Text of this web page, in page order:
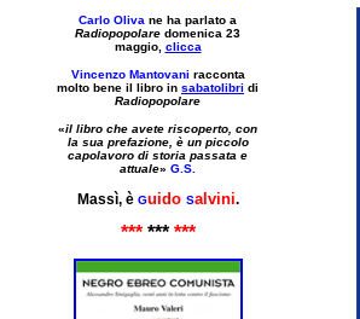
Carlo Oliva ne ha parlato a
Radiopopolare domenica 23
maggio, clicca
Vincenzo Mantovani racconta
molto bene il libro in sabatolibri di
Radiopopolare
«il libro che avete riscoperto, con
la sua prefazione, è un piccolo
capolavoro di storia passata e
attuale» G.S.
Massì, è Guido Salvini.
*** *** ***